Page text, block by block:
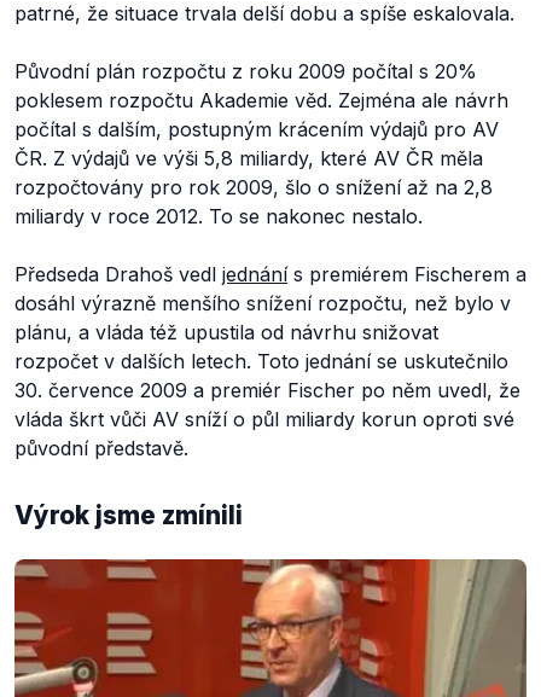
patrné, že situace trvala delší dobu a spíše eskalovala.
Původní plán rozpočtu z roku 2009 počítal s 20%
poklesem rozpočtu Akademie věd. Zejména ale návrh
počítal s dalším, postupným krácením výdajů pro AV
ČR. Z výdajů ve výši 5,8 miliardy, které AV ČR měla
rozpočtovány pro rok 2009, šlo o snížení až na 2,8
miliardy v roce 2012. To se nakonec nestalo.
Předseda Drahoš vedl jednánís premiérem Fischerem a
dosáhl výrazně menšího snížení rozpočtu, než bylo v
plánu, a vláda též upustila od návrhu snižovat
rozpočet v dalších letech. Toto jednání se uskutečnilo
30. července 2009 a premiér Fischer po něm uvedl, že
vláda škrt vůči AV sníží o půl miliardy korun oproti své
původní představě.
Výrok jsme zmínili